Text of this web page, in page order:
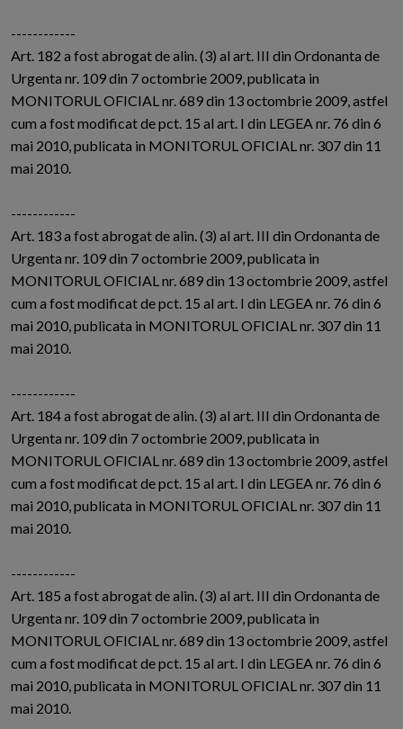
------------
Art. 182 a fost abrogat de alin. (3) al art. III din Ordonanta de
Urgenta nr. 109 din 7 octombrie 2009, publicata in
MONITORUL OFICIAL nr. 689 din 13 octombrie 2009, astfel
cum a fost modificat de pct. 15 al art. I din LEGEA nr. 76 din 6
mai 2010, publicata in MONITORUL OFICIAL nr. 307 din 11
mai 2010.
------------
Art. 183 a fost abrogat de alin. (3) al art. III din Ordonanta de
Urgenta nr. 109 din 7 octombrie 2009, publicata in
MONITORUL OFICIAL nr. 689 din 13 octombrie 2009, astfel
cum a fost modificat de pct. 15 al art. I din LEGEA nr. 76 din 6
mai 2010, publicata in MONITORUL OFICIAL nr. 307 din 11
mai 2010.
------------
Art. 184 a fost abrogat de alin. (3) al art. III din Ordonanta de
Urgenta nr. 109 din 7 octombrie 2009, publicata in
MONITORUL OFICIAL nr. 689 din 13 octombrie 2009, astfel
cum a fost modificat de pct. 15 al art. I din LEGEA nr. 76 din 6
mai 2010, publicata in MONITORUL OFICIAL nr. 307 din 11
mai 2010.
------------
Art. 185 a fost abrogat de alin. (3) al art. III din Ordonanta de
Urgenta nr. 109 din 7 octombrie 2009, publicata in
MONITORUL OFICIAL nr. 689 din 13 octombrie 2009, astfel
cum a fost modificat de pct. 15 al art. I din LEGEA nr. 76 din 6
mai 2010, publicata in MONITORUL OFICIAL nr. 307 din 11
mai 2010.